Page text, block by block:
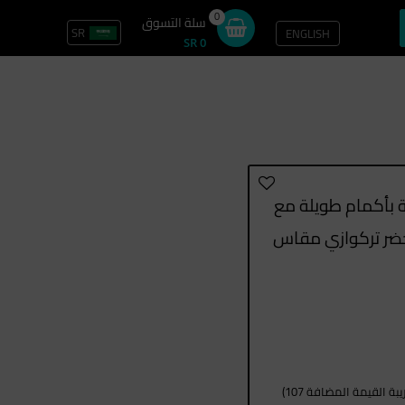
ENGLISH
0 سلة التسوق
SR 0
SRتسجيل الدخول / سجل
بأكمام طويلة مع
تركوازي مقاس
القيمة المضافة 107)